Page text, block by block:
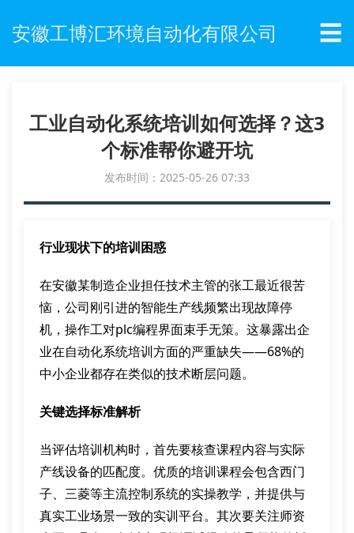
安徽工博汇环境自动化有限公司 ☰
工业自动化系统培训如何选择？这3
个标准帮你避开坑
发布时间：2025-05-26 07:33
行业现状下的培训困惑
在安徽某制造企业担任技术主管的张工最近很苦
恼，公司刚引进的智能生产线频繁出现故障停
机，操作工对plc编程界面束手无策。这暴露出企
业在自动化系统培训方面的严重缺失——68%的
中小企业都存在类似的技术断层问题。
关键选择标准解析
当评估培训机构时，首先要核查课程内容与实际
产线设备的匹配度。优质的培训课程会包含西门
子、三菱等主流控制系统的实操教学，并提供与
真实工业场景一致的实训平台。其次要关注师资